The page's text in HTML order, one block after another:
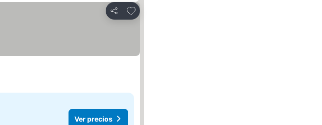
Compartir
Agregar a favoritos
Ver precios